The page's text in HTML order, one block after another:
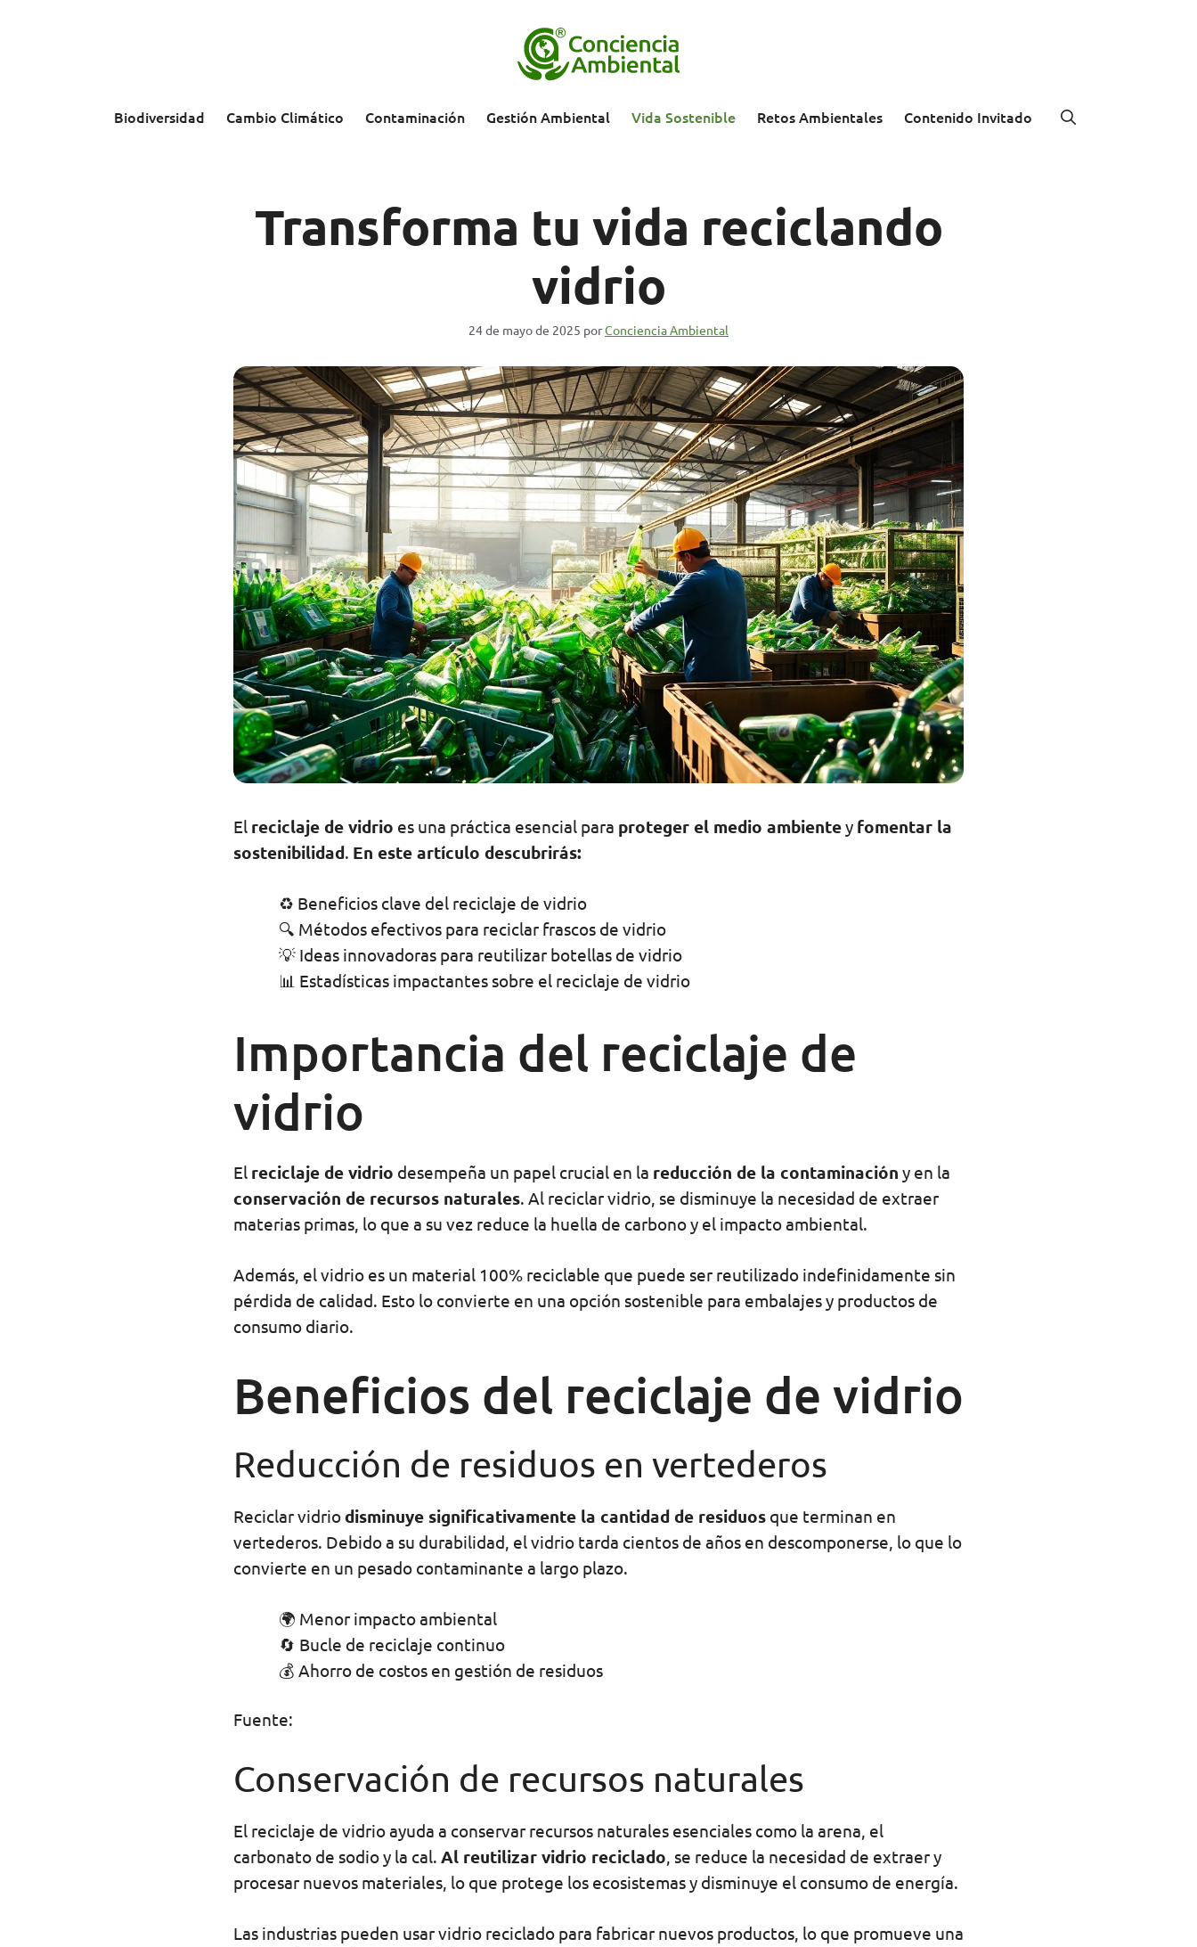
Biodiversidad Cambio Climático Contaminación Gestión Ambiental Vida Sostenible Retos Ambientales Contenido Invitado
Transforma tu vida reciclando
vidrio
24 de mayo de 2025 porConciencia Ambiental
El reciclaje de vidrio es una práctica esencial para proteger el medio ambientey fomentar la
sostenibilidad. En este artículo descubrirás:
♻️ Beneficios clave del reciclaje de vidrio
🔍 Métodos efectivos para reciclar frascos de vidrio
💡 Ideas innovadoras para reutilizar botellas de vidrio
📊 Estadísticas impactantes sobre el reciclaje de vidrio
Importancia del reciclaje de
vidrio
El reciclaje de vidrio desempeña un papel crucial en la reducción de la contaminación y en la
conservación de recursos naturales. Al reciclar vidrio, se disminuye la necesidad de extraer
materias primas, lo que a su vez reduce la huella de carbono y el impacto ambiental.
Además, el vidrio es un material 100% reciclable que puede ser reutilizado indefinidamente sin
pérdida de calidad. Esto lo convierte en una opción sostenible para embalajes y productos de
consumo diario.
Beneficios del reciclaje de vidrio
Reducción de residuos en vertederos
Reciclar vidriodisminuye significativamente la cantidad de residuos que terminan en
vertederos. Debido a su durabilidad, el vidrio tarda cientos de años en descomponerse, lo que lo
convierte en un pesado contaminante a largo plazo.
🌍 Menor impacto ambiental
🔄 Bucle de reciclaje continuo
💰 Ahorro de costos en gestión de residuos
Fuente:
Conservación de recursos naturales
El reciclaje de vidrio ayuda a conservar recursos naturales esenciales como la arena, el
carbonato de sodio y la cal. Al reutilizar vidrio reciclado, se reduce la necesidad de extraer y
procesar nuevos materiales, lo que protege los ecosistemas y disminuye el consumo de energía.
Las industrias pueden usar vidrio reciclado para fabricar nuevos productos, lo que promueve una